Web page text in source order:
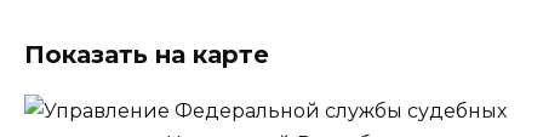
Показать на карте